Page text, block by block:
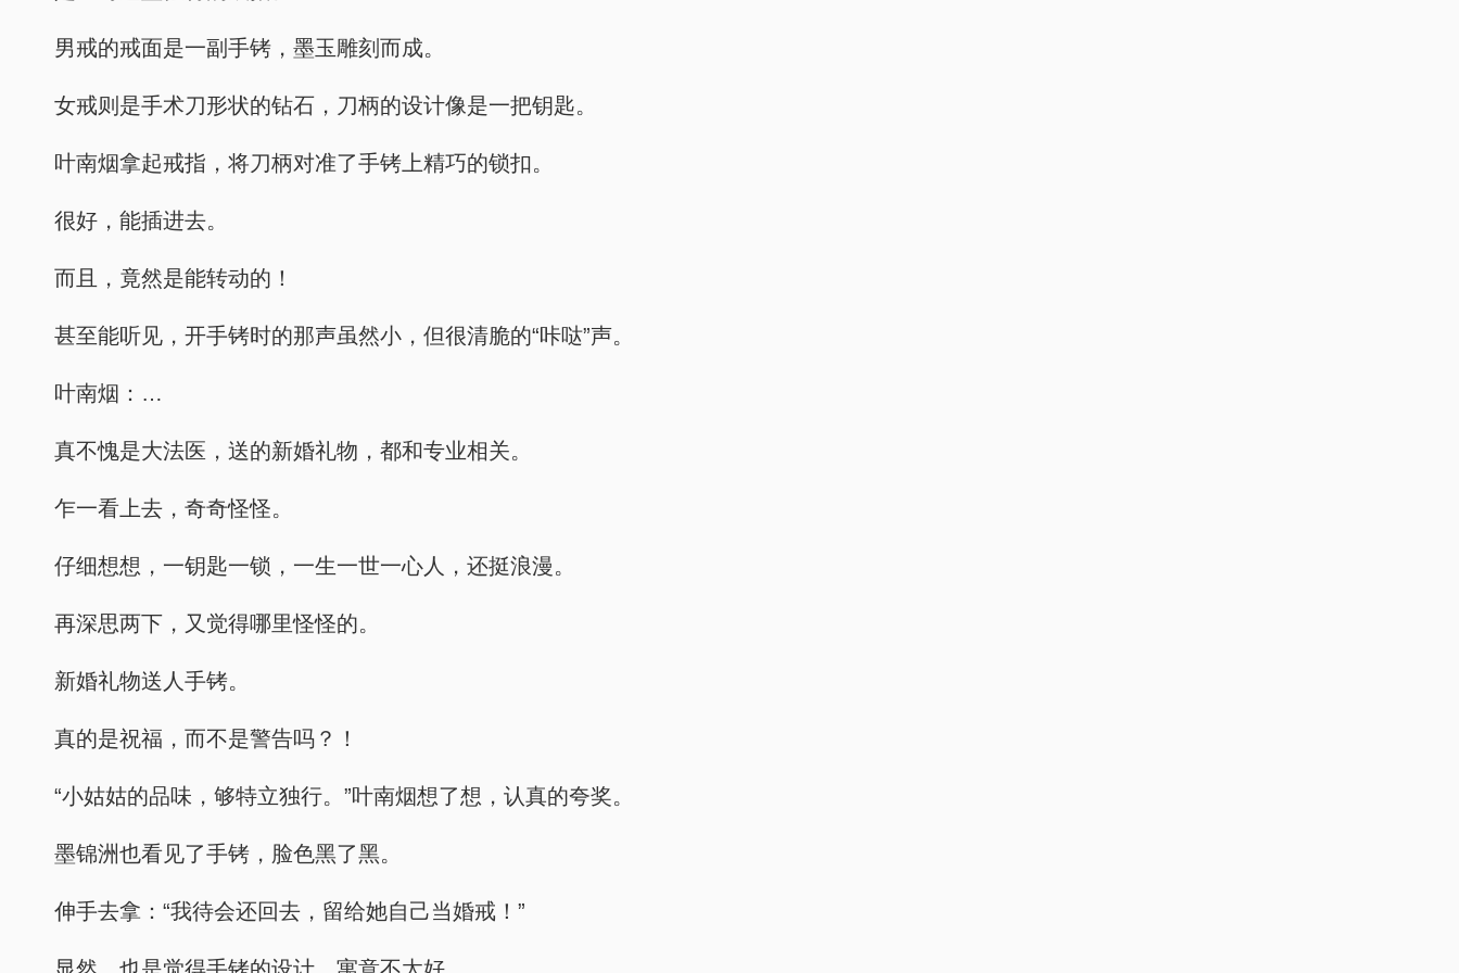
男戒的戒面是一副手铐，墨玉雕刻而成。
女戒则是手术刀形状的钻石，刀柄的设计像是一把钥匙。
叶南烟拿起戒指，将刀柄对准了手铐上精巧的锁扣。
很好，能插进去。
而且，竟然是能转动的！
甚至能听见，开手铐时的那声虽然小，但很清脆的“咔哒”声。
叶南烟：…
真不愧是大法医，送的新婚礼物，都和专业相关。
乍一看上去，奇奇怪怪。
仔细想想，一钥匙一锁，一生一世一心人，还挺浪漫。
再深思两下，又觉得哪里怪怪的。
新婚礼物送人手铐。
真的是祝福，而不是警告吗？！
“小姑姑的品味，够特立独行。”叶南烟想了想，认真的夸奖。
墨锦洲也看见了手铐，脸色黑了黑。
伸手去拿：“我待会还回去，留给她自己当婚戒！”